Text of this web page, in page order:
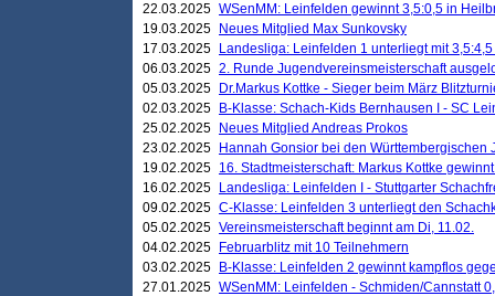
22.03.2025 WSenMM: Leinfelden gewinnt 3,5:0,5 in
19.03.2025
Neues Mitglied Max Sunkovsky
17.03.2025
Landesliga: Leinfelden 1 unterliegt mit
06.03.2025 2. Runde Jugendvereinsmeisterschaft
05.03.2025
Dr.Markus Kottke - Sieger beim März
02.03.2025
B-Klasse: Schach-Kids Bernhausen I - SC
25.02.2025
Neues Mitglied Andreas Prokos
23.02.2025
Hannah Gonsior bei den Württembergischen
19.02.2025 16. Stadtmeisterschaft: Markus Kottke
16.02.2025
Landesliga: Leinfelden I - Stuttgarter
09.02.2025 C-Klasse: Leinfelden 3 unterliegt den
05.02.2025 Vereinsmeisterschaft beginnt am Di, 11.02.
04.02.2025
Februarblitz mit 10 Teilnehmern
03.02.2025
B-Klasse: Leinfelden 2 gewinnt kampflos
27.01.2025 WSenMM: Leinfelden - Schmiden/Cannstatt